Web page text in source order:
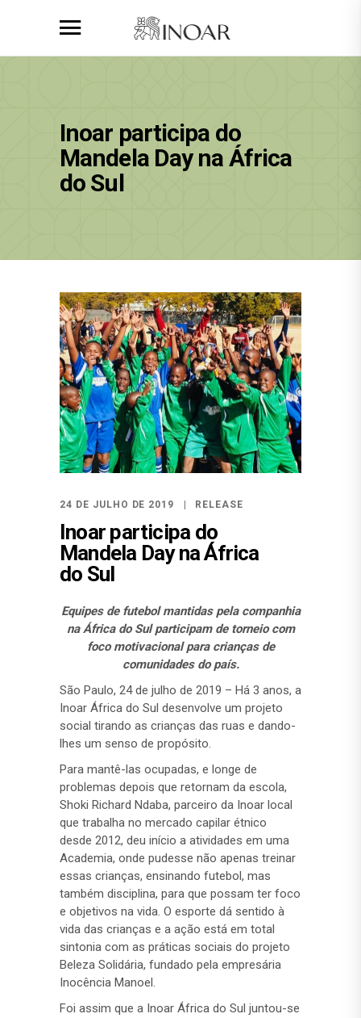
Inoar participa do
Mandela Day na África
do Sul
24 DE JULHO DE 2019 RELEASE
Inoar participa do
Mandela Day na África
do Sul
Equipes de futebol mantidas pela companhia
na África do Sul participam de torneio com
foco motivacional para crianças de
comunidades do país.
São Paulo, 24 de julho de 2019 – Há 3 anos, a
Inoar África do Sul desenvolve um projeto
social tirando as crianças das ruas e dando-
lhes um senso de propósito.
Para mantê-las ocupadas, e longe de
problemas depois que retornam da escola,
Shoki Richard Ndaba, parceiro da Inoar local
que trabalha no mercado capilar étnico
desde 2012, deu início a atividades em uma
Academia, onde pudesse não apenas treinar
essas crianças, ensinando futebol, mas
também disciplina, para que possam ter foco
e objetivos na vida. O esporte dá sentido à
vida das crianças e a ação está em total
sintonia com as práticas sociais do projeto
Beleza Solidária, fundado pela empresária
Inocência Manoel.
Foi assim que a Inoar África do Sul juntou-se